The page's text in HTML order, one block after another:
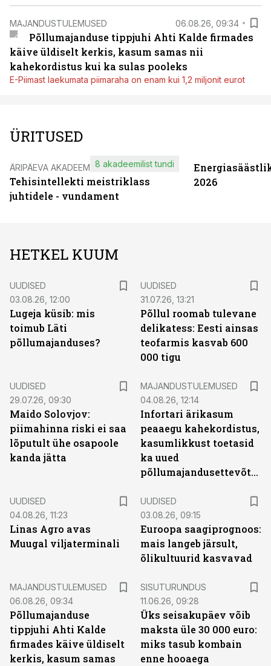
MAJANDUSTULEMUSED 06.08.26, 09:34
Põllumajanduse tippjuhi Ahti Kalde firmades
käive üldiselt kerkis, kasum samas nii
kahekordistus kui ka sulas pooleks
E-Piimast laekumata piimaraha on enam kui 1,2 miljonit eurot
ÜRITUSED
ÄRIPÄEVA AKADEEMIA
Tehisintellekti meistriklass
juhtidele - vundament
8 akadeemilist tundi
2026
HETKEL KUUM
UUDISED
03.08.26, 12:00
Lugeja küsib: mis
toimub Läti
põllumajanduses?
UUDISED
31.07.26, 13:21
Põllul roomab tulevane
delikatess: Eesti ainsas
teofarmis kasvab 600
000 tigu
UUDISED
29.07.26, 09:30
Maido Solovjov:
piimahinna riski ei saa
lõputult ühe osapoole
kanda jätta
MAJANDUSTULEMUSED
04.08.26, 12:14
Infortari ärikasum
peaaegu kahekordistus,
kasumlikkust toetasid
ka uued
põllumajandusettevõtted
UUDISED
04.08.26, 11:23
Linas Agro avas
Muugal viljaterminali
UUDISED
03.08.26, 09:15
Euroopa saagiprognoos:
mais langeb järsult,
õlikultuurid kasvavad
MAJANDUSTULEMUSED
06.08.26, 09:34
Põllumajanduse
tippjuhi Ahti Kalde
firmades käive üldiselt
kerkis, kasum samas
SISUTURUNDUS
11.06.26, 09:28
Üks seisakupäev võib
maksta üle 30 000 euro:
miks tasub kombain
enne hooaega